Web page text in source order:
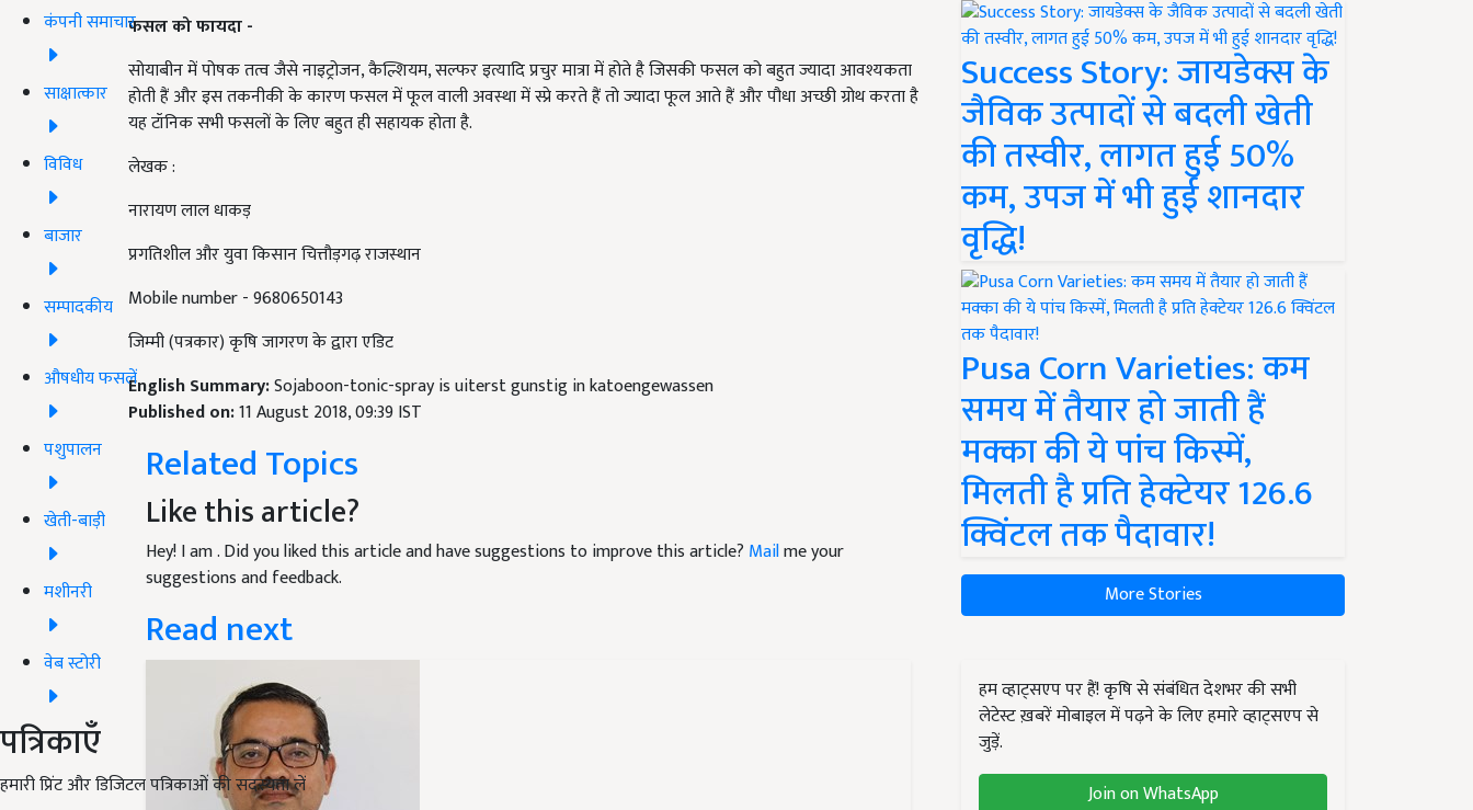
कंपनी समाचार
साक्षात्कार
विविध
बाजार
सम्पादकीय
औषधीय फसलें
पशुपालन
खेती-बाड़ी
मशीनरी
वेब स्टोरी
पत्रिकाएँ
हमारी प्रिंट और डिजिटल पत्रिकाओं की सदस्यता लें
फसल को फायदा -
सोयाबीन में पोषक तत्व जैसे नाइट्रोजन, कैल्शियम, सल्फर इत्यादि प्रचुर मात्रा में होते है जिसकी फसल को बहुत ज्यादा आवश्यकता
होती हैं और इस तकनीकी के कारण फसल में फूल वाली अवस्था में स्प्रे करते हैं तो ज्यादा फूल आते हैं और पौधा अच्छी ग्रोथ करता है
यह टॉनिक सभी फसलों के लिए बहुत ही सहायक होता है.
लेखक :
नारायण लाल धाकड़
प्रगतिशील और युवा किसान चित्तौड़गढ़ राजस्थान
Mobile number - 9680650143
जिम्मी (पत्रकार) कृषि जागरण के द्वारा एडिट
English Summary:Sojaboon-tonic-spray is uiterst gunstig in katoengewassen
Published on:11 August 2018, 09:39 IST
Related Topics
Like this article?
Hey! I am. Did you liked this article and have suggestions to improve this article? Mailme your
suggestions and feedback.
Read next
Success Story: जायडेक्स के
जैविक उत्पादों से बदली खेती
की तस्वीर, लागत हुई 50%
कम, उपज में भी हुई शानदार
वृद्धि!
Pusa Corn Varieties: कम
समय में तैयार हो जाती हैं
मक्का की ये पांच किस्में,
मिलती है प्रति हेक्टेयर 126.6
क्विंटल तक पैदावार!
More Stories
हम व्हाट्सएप पर हैं! कृषि से संबंधित देशभर की सभी
लेटेस्ट ख़बरें मोबाइल में पढ़ने के लिए हमारे व्हाट्सएप से
जुड़ें.
Join on WhatsApp